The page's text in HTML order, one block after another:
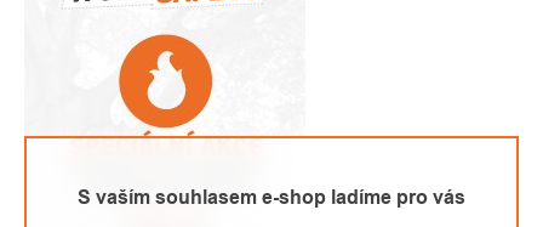
S vaším souhlasem e-shop ladíme pro vás